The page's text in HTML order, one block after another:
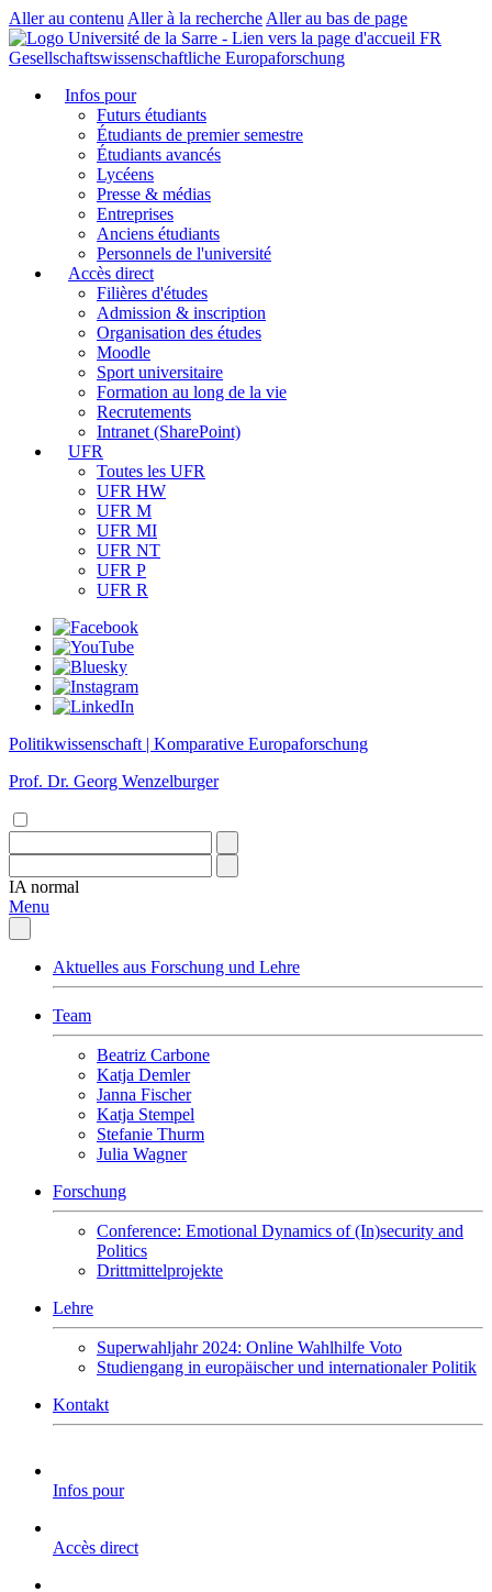
Aller au contenu Aller à la recherche Aller au bas de page
FR
Gesellschaftswissenschaftliche Europaforschung
Infos pour
Futurs étudiants
Étudiants de premier semestre
Étudiants avancés
Lycéens
Presse & médias
Entreprises
Anciens étudiants
Personnels de l'université
Accès direct
Filières d'études
Admission & inscription
Organisation des études
Moodle
Sport universitaire
Formation au long de la vie
Recrutements
Intranet (SharePoint)
UFR
Toutes les UFR
UFR HW
UFR M
UFR MI
UFR NT
UFR P
UFR R
Politikwissenschaft | Komparative Europaforschung
Prof. Dr. Georg Wenzelburger
IA normal
Menu
Aktuelles aus Forschung und Lehre
Team
Beatriz Carbone
Katja Demler
Janna Fischer
Katja Stempel
Stefanie Thurm
Julia Wagner
Forschung
Conference: Emotional Dynamics of (In)security and
Politics
Drittmittelprojekte
Lehre
Superwahljahr 2024: Online Wahlhilfe Voto
Studiengang in europäischer und internationaler Politik
Kontakt
Infos pour
Accès direct